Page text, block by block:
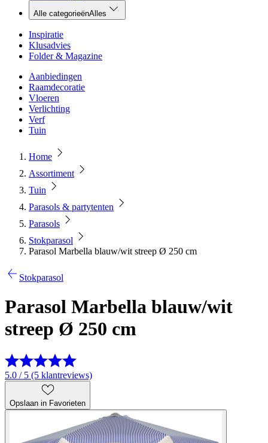
Alle categorieënAlles
Inspiratie
Klusadvies
Folder & Magazine
Aanbiedingen
Raamdecoratie
Vloeren
Verlichting
Verf
Tuin
Home
Assortiment
Tuin
Parasols & partytenten
Parasols
Stokparasol
Parasol Marbella blauw/wit streep Ø 250 cm
Stokparasol
Parasol Marbella blauw/wit
streep Ø 250 cm
5.0 / 5 (5 klantreviews)
Opslaan in Favorieten